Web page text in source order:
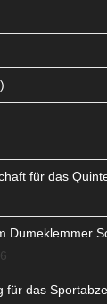
für das
Dumeklemmer
für das